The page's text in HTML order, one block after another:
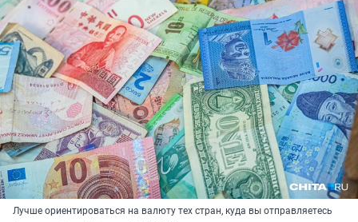
Лучше ориентироваться на валюту тех стран, куда вы отправляетесь